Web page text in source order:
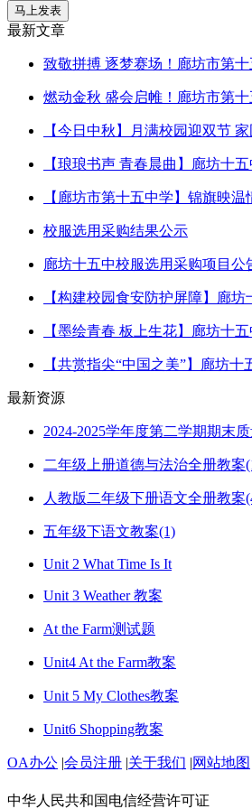
最新文章
致敬拼搏 逐梦赛场！廊坊市第
燃动金秋 盛会启帷！廊坊市第
【今日中秋】月满校园迎双节
【琅琅书声 青春晨曲】廊坊十
【廊坊市第十五中学】锦旗映
校服选用采购结果公示
廊坊十五中校服选用采购项目公
【构建校园食安防护屏障】廊
【墨绘青春 板上生花】廊坊十
【共赏指尖“中国之美”】廊坊
最新资源
2024-2025学年度第二学期期末
二年级上册道德与法治全册教案
人教版二年级下册语文全册教案
五年级下语文教案(1)
Unit 2 What Time Is It
Unit 3 Weather 教案
At the Farm测试题
Unit4 At the Farm教案
Unit 5 My Clothes教案
Unit6 Shopping教案
OA办公 |会员注册 |关于我们 |网站地图
中华人民共和国电信经营许可证